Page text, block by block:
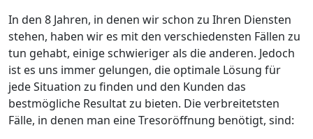
In den 8 Jahren, in denen wir schon zu Ihren Diensten
stehen, haben wir es mit den verschiedensten Fällen zu
tun gehabt, einige schwieriger als die anderen. Jedoch
ist es uns immer gelungen, die optimale Lösung für
jede Situation zu finden und den Kunden das
bestmögliche Resultat zu bieten. Die verbreitetsten
Fälle, in denen man eine Tresoröffnung benötigt, sind: